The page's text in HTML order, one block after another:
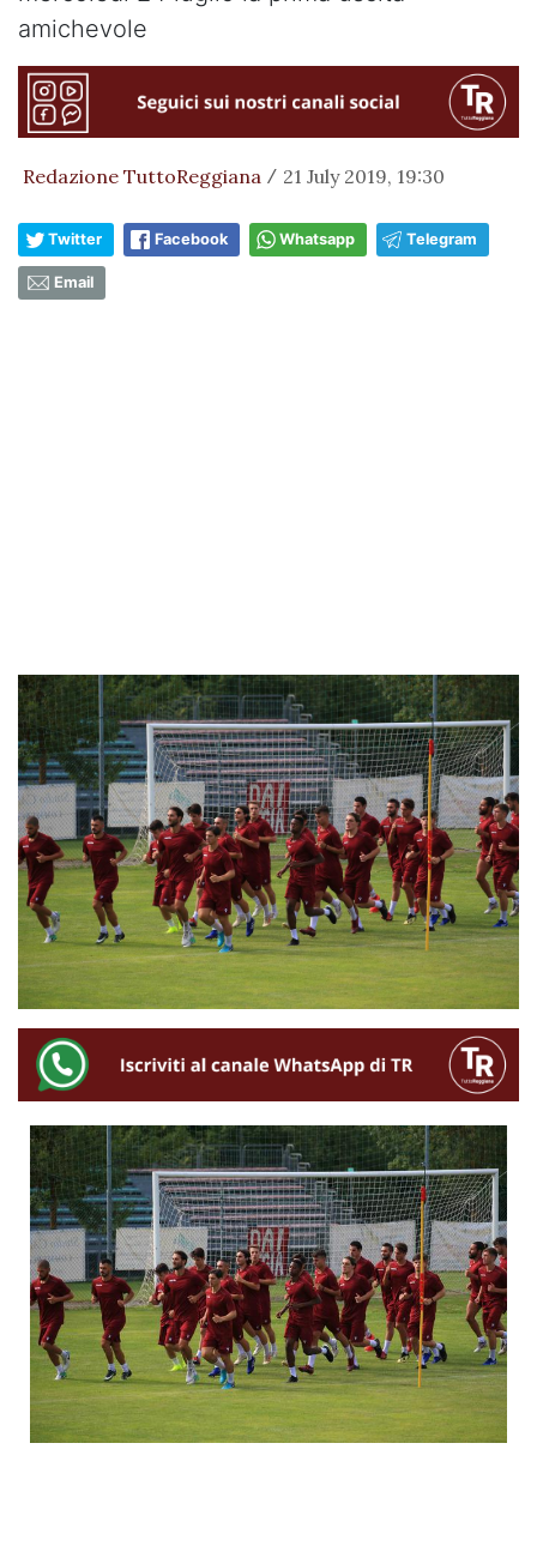
amichevole
Redazione TuttoReggiana / 21 July 2019, 19:30
Twitter Facebook Whatsapp Telegram
Email